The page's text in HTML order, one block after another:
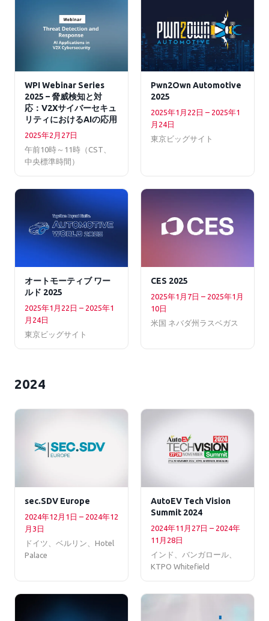
WPI Webinar Series
2025 – 脅威検知と対
応：V2Xサイバーセキュ
リティにおけるAIの応用
2025年2月27日
午前10時～11時（CST、
中央標準時間）
Pwn2Own Automotive
2025
2025年1月22日 – 2025年1
月24日
東京ビッグサイト
オートモーティブ ワー
ルド 2025
2025年1月22日 – 2025年1
月24日
東京ビッグサイト
CES 2025
2025年1月7日 – 2025年1月
10日
米国 ネバダ州ラスベガス
2024
sec.SDV Europe
2024年12月1日 – 2024年12
月3日
ドイツ、ベルリン、Hotel
Palace
AutoEV Tech Vision
Summit 2024
2024年11月27日 – 2024年
11月28日
インド、バンガロール、
KTPO Whitefield